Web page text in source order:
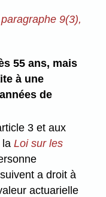
9(3),
55 ans, mais
à une
de
3 et aux
laLoi sur les
a droit à
actuarielle